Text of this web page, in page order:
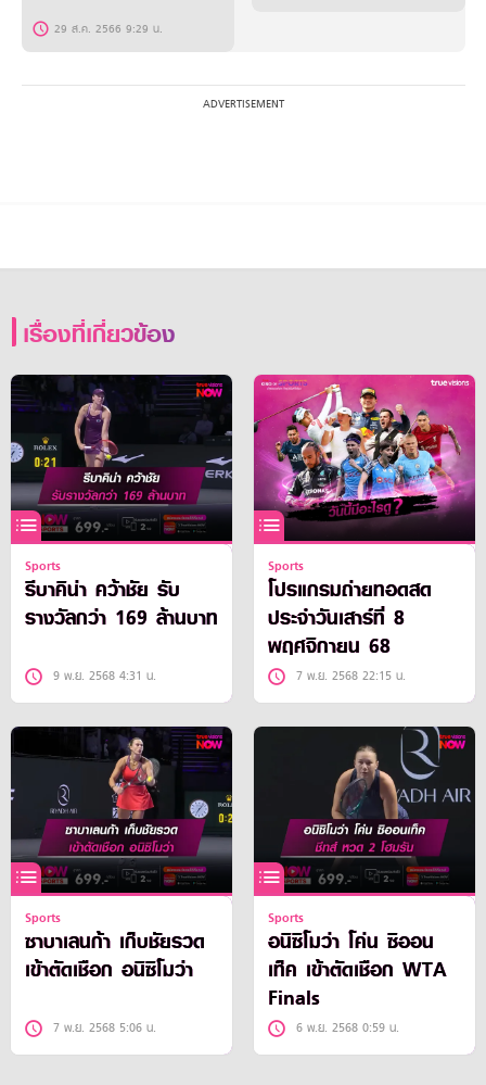
29 ส.ค. 2566 9:29 น.
เรื่องที่เกี่ยวข้อง
Sports
รีบาคิน่า คว้าชัย รับ
รางวัลกว่า 169 ล้านบาท
9 พ.ย. 2568 4:31 น.
Sports
โปรแกรมถ่ายทอดสด
ประจำวันเสาร์ที่ 8
พฤศจิกายน 68
7 พ.ย. 2568 22:15 น.
Sports
ซาบาเลนก้า เก็บชัยรวด
เข้าตัดเชือก อนิซิโมว่า
7 พ.ย. 2568 5:06 น.
Sports
อนิซิโมว่า โค่น ซิออน
เท็ค เข้าตัดเชือก WTA
Finals
6 พ.ย. 2568 0:59 น.